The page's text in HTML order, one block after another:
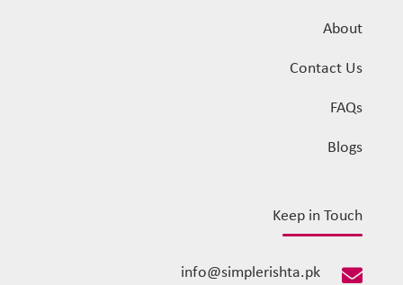
About
Contact Us
FAQs
Blogs
Keep in Touch

info@simplerishta.pk